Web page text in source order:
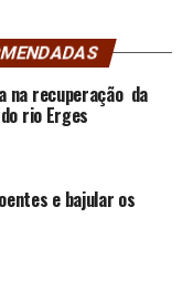
na recuperação da
rio Erges
e bajular os